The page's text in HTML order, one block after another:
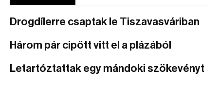
Drogdílerre csaptak le Tiszavasváriban
Három pár cipőtt vitt el a plázából
Letartóztattak egy mándoki szökevényt